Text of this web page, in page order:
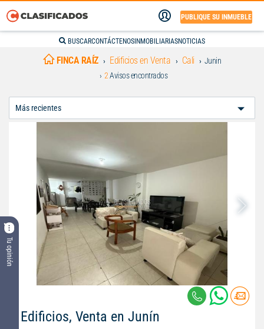
PUBLIQUE SU INMUEBLE
BUSCARCONTÁCTENOS INMOBILIARIASNOTICIAS
Tu opinión
FINCA RAÍZ Edificios en Venta Cali
Junin
2Avisos encontrados
Edificios, Venta en Junín